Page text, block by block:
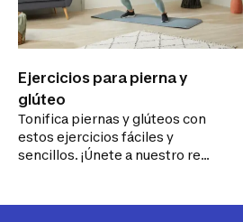
Ejercicios para pierna y
glúteo
Tonifica piernas y glúteos con
estos ejercicios fáciles y
sencillos. ¡Únete a nuestro reto